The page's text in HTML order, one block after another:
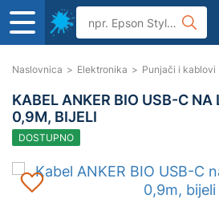
Naslovnica > Elektronika > Punjači i kablovi
KABEL ANKER BIO USB-C
0,9M, BIJELI
DOSTUPNO